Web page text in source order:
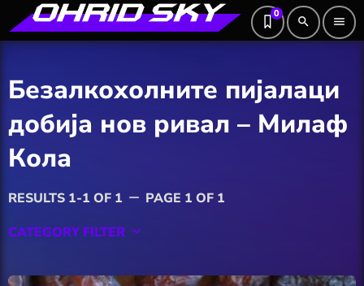
0
search menu
Безалкохолните пијалaци
добија нов ривал – Милаф
Кола
RESULTS 1-1 OF 1 remove PAGE 1 OF 1
CATEGORY FILTER keyboard_arrow_down